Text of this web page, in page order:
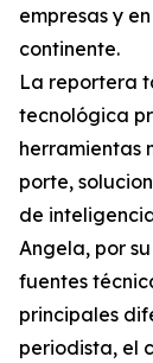
empresas y
continente.
La reportera
tecnológica
herramientas
porte,
de
Angela, por
fuentes
principales
periodista, el